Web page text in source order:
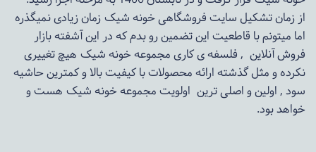
از زمان تشکیل سایت فروشگاهیخونه شیکزمان زیادی نمیگذره
اما میتونم با قاطعیت این تضمین رو بدم که در این آشفته بازار
فروش آنلاین , فلسفه ی کاری مجموعهخونه شیک هیچ تغییری
نکرده و مثل گذشته ارائه محصولات با کیفیت بالا و کمترین حاشیه
سود , اولین و اصلی ترین اولویت مجموعهخونه شیک هست و
خواهد بود.